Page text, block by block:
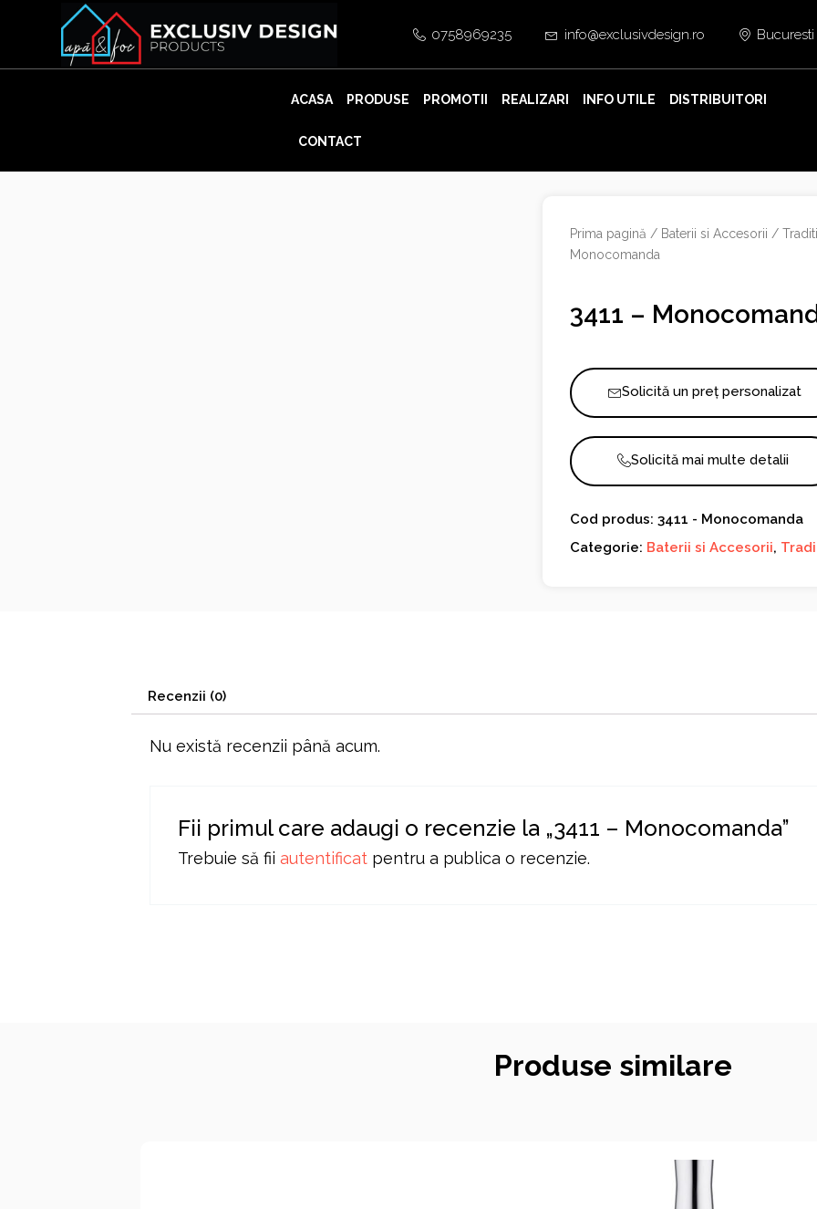
content
0758969235 info@exclusivdesign.ro Bucuresti
ACASA PRODUSE PROMOTII REALIZARI INFO UTILE DISTRIBUITORI
CONTACT
Prima pagină / Baterii si Accesorii /
Monocomanda
3411 –
Solicită un preț personalizat
Solicită mai multe detalii
Cod produs: 3411 - Monocomanda
Categorie: Baterii si Accesorii,
Recenzii (0)
Nu există recenzii până acum.
Fii primul care adaugi o recenzie la „3411 – Monocomanda”
Trebuie să fiiautentificat pentru a publica o recenzie.
Produse similare